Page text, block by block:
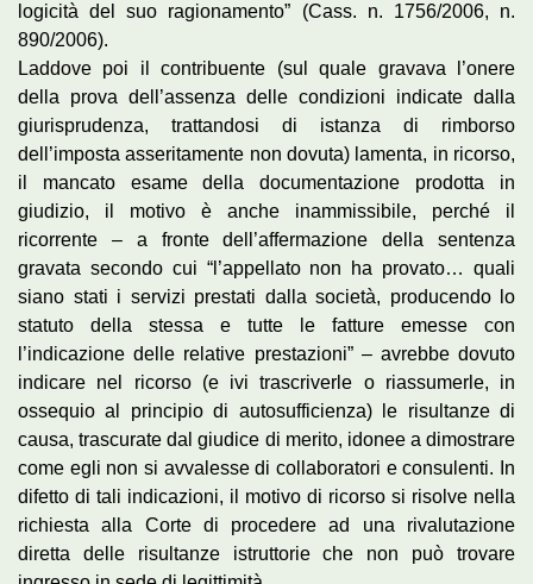
logicità del suo ragionamento” (Cass. n. 1756/2006, n.
890/2006).
Laddove poi il contribuente (sul quale gravava l’onere
della prova dell’assenza delle condizioni indicate dalla
giurisprudenza, trattandosi di istanza di rimborso
dell’imposta asseritamente non dovuta) lamenta, in ricorso,
il mancato esame della documentazione prodotta in
giudizio, il motivo è anche inammissibile, perché il
ricorrente – a fronte dell’affermazione della sentenza
gravata secondo cui “l’appellato non ha provato… quali
siano stati i servizi prestati dalla società, producendo lo
statuto della stessa e tutte le fatture emesse con
l’indicazione delle relative prestazioni” – avrebbe dovuto
indicare nel ricorso (e ivi trascriverle o riassumerle, in
ossequio al principio di autosufficienza) le risultanze di
causa, trascurate dal giudice di merito, idonee a dimostrare
come egli non si avvalesse di collaboratori e consulenti. In
difetto di tali indicazioni, il motivo di ricorso si risolve nella
richiesta alla Corte di procedere ad una rivalutazione
diretta delle risultanze istruttorie che non può trovare